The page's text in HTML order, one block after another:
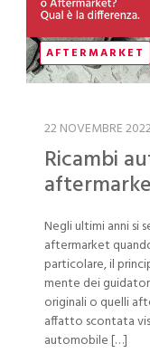
AFTERMARKET
22 NOVEMBRE
Ricambi
Negli ultimi anni si
aftermarket
particolare, il
mente dei
originali o quelli
affatto scontata
automobile […]